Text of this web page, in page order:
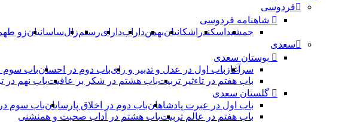
فردوسی
شاهنامه فردوسی
جمشید اسکندر اشکانیانبهمندارابدارایرستمزالساسانیانزو
سعدی
بوستان سعدی
سرآغاز باب اول در عدل و تدبیر و رایباب دوم در احسانباب
باب هفتم در تاءثیر تربیتباب هشتم در شکر بر عافیتباب نهم در
گلستان سعدی
باب اول در عبرت پادشاهانباب دوم در اخلاق پارسایانباب سوم
باب هفتم در عالم تربیتباب هشتم در آداب صحبت و همنشنى